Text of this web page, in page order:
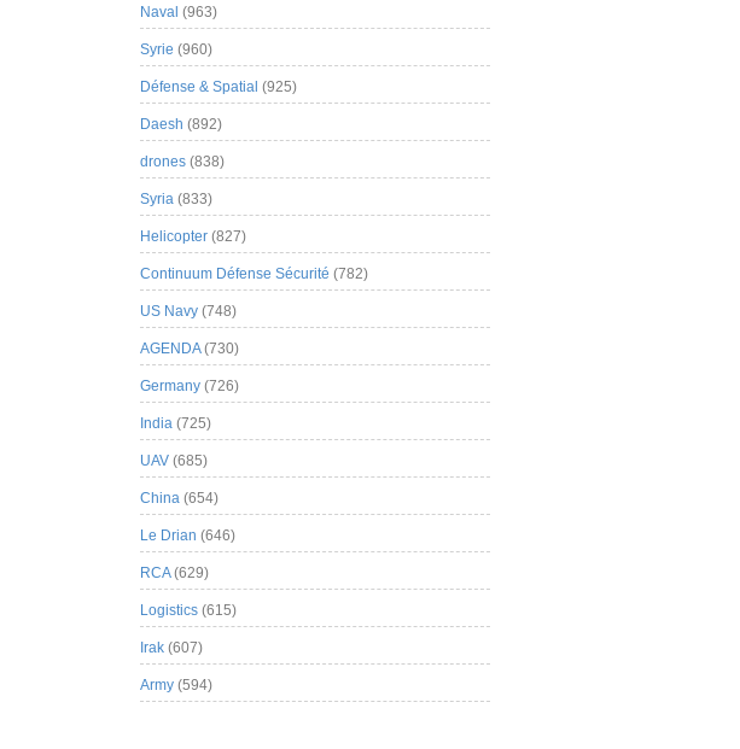
Naval (963)
Syrie (960)
Défense & Spatial (925)
Daesh (892)
drones (838)
Syria (833)
Helicopter (827)
Continuum Défense Sécurité (782)
US Navy (748)
AGENDA(730)
Germany (726)
India (725)
UAV (685)
China (654)
Le Drian (646)
RCA(629)
Logistics (615)
Irak (607)
Army (594)